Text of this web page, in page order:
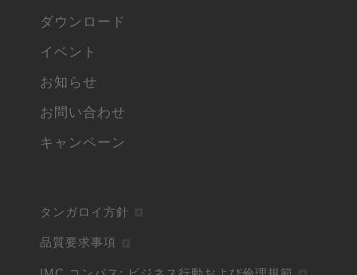
ダウンロード
イベント
お知らせ
お問い合わせ
キャンペーン
タンガロイ方針
品質要求事項